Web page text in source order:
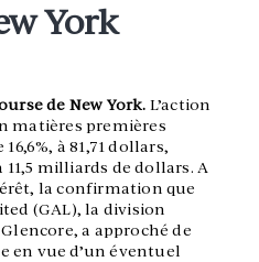
York
de New York. L’action
matières premières
à 81,71 dollars,
milliards de dollars. A
la confirmation que
(GAL), la division
a approché de
en vue d’un éventuel